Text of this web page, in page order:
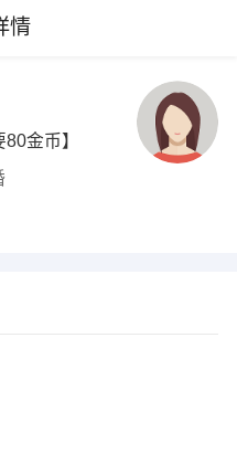
情
80金币】